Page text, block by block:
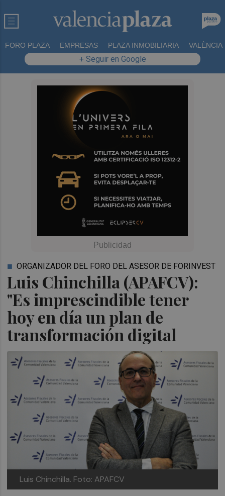
FORO PLAZA EMPRESAS PLAZA INMOBILIARIA VALÈNCIA
+ Seguir en Google
Luis Chinchilla (APAFCV):
"Es imprescindible tener
hoy en día un plan de
transformación digital
ORGANIZADOR DEL FORO DEL ASESOR DE FORINVEST
Luis Chinchilla. Foto: APAFCV